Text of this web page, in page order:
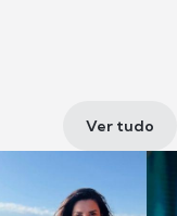
Ver tudo